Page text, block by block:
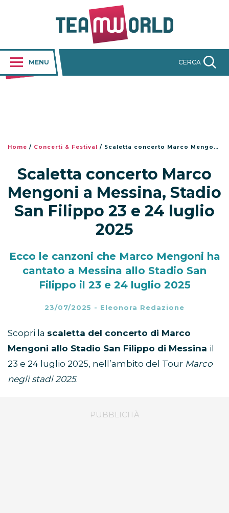
MENU CERCA
Home / Concerti & Festival / Scaletta concerto Marco Mengoni a Messina, Stadio San Filippo 23 e 24 luglio 2025
Scaletta concerto Marco
Mengoni a Messina, Stadio
San Filippo 23 e 24 luglio
2025
Ecco le canzoni che Marco Mengoni ha
cantato a Messina allo Stadio San
Filippo il 23 e 24 luglio 2025
23/07/2025 - Eleonora Redazione
Scopri la scaletta del concerto di Marco
Mengoni allo Stadio San Filippo di Messina il
23 e 24 luglio 2025, nell’ambito del Tour Marco
negli stadi 2025.